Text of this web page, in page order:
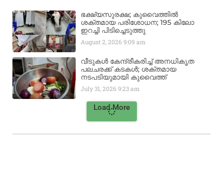
ഭക്ഷ്യസുരക്ഷ; കുവൈത്തിൽ
ശക്തമായ പരിശോധന; 195 കിലോ
ഇറച്ചി പിടിച്ചെടുത്തു
August 2, 20269:09 am
വീടുകൾ കേന്ദ്രീകരിച്ച് അനധികൃത
പലചരക്ക് കടകൾ; ശക്തമായ
നടപടിയുമായി കുവൈത്ത്
July 31, 20269:23 am
Load More